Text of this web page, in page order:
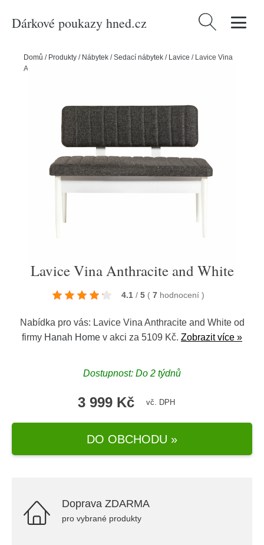
Dárkové poukazy hned.cz Vyhledávání
Domů / Produkty / Nábytek /Sedací nábytek / Lavice / Lavice Vina
Anthracite and White
Lavice Vina Anthracite and White
4.1 / 5 ( 7 hodnocení )
Nabídka pro vás: Lavice Vina Anthracite and White od
firmy Hanah Home v akci za 5109 Kč. Zobrazit více »
Dostupnost: Do 2 týdnů
3 999 Kč vč. DPH
DO OBCHODU »
Doprava ZDARMA
pro vybrané produkty